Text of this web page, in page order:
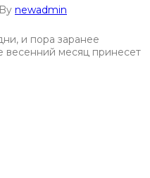
By newadmin
и пора заранее
весенний месяц принесет